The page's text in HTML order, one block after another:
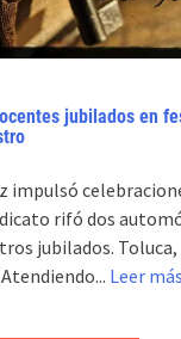
jubilados en
impulsó
rifó dos
jubilados. Toluca,
Leer